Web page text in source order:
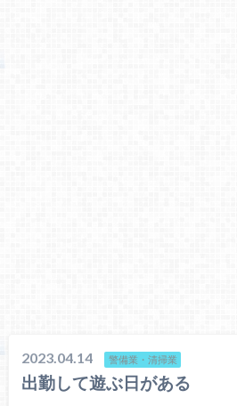
2023.04.14 警備業・清掃業
出勤して遊ぶ日がある